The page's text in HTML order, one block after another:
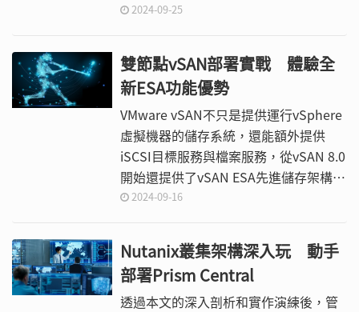
架構，方便整合第三方程式開發者所開
Munin來監控Apache網站運作的情況。
2024-09-25
雙節點vSAN部署實戰 體驗全
新ESA功能優勢
VMware vSAN不只是提供運行vSphere
虛擬機器的儲存系統，還能額外提供
iSCSI目標服務與檔案服務，從vSAN 8.0
開始還提供了vSAN ESA先進儲存架構的
選擇，讓想要採用小型雙節點vSAN部署
為此，本文將示範vSphere 8雙節點
vSAN部署實戰。
2024-09-16
Nutanix叢集架構深入玩 動手
部署Prism Central
透過本文的深入剖析和實作演練後，管